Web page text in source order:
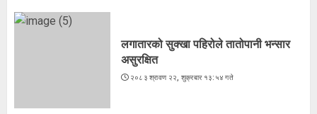
लगातारको सुक्खा पहिरोले तातोपानी भन्सार
असुरक्षित
२०८३ श्रावण २२, शुक्रबार १३:५४ गते